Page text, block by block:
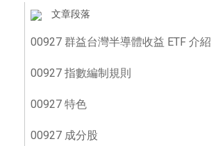
文章段落
00927 群益台灣半導體收益 ETF 介紹
00927 指數編制規則
00927 特色
00927 成分股